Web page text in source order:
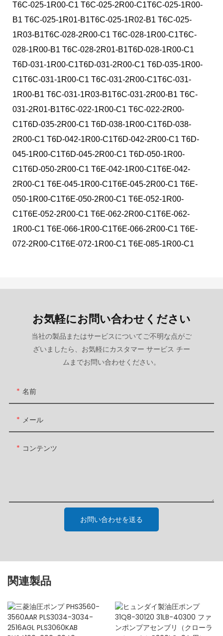
T6C-025-1R00-C1 T6C-025-2R00-C1T6C-025-1R00-
B1 T6C-025-1R01-B1T6C-025-1R02-B1 T6C-025-
1R03-B1T6C-028-2R00-C1 T6C-028-1R00-C1T6C-
028-1R00-B1 T6C-028-2R01-B1T6D-028-1R00-C1
T6D-031-1R00-C1T6D-031-2R00-C1 T6D-035-1R00-
C1T6C-031-1R00-C1 T6C-031-2R00-C1T6C-031-
1R00-B1 T6C-031-1R03-B1T6C-031-2R00-B1 T6C-
031-2R01-B1T6C-022-1R00-C1 T6C-022-2R00-
C1T6D-035-2R00-C1 T6D-038-1R00-C1T6D-038-
2R00-C1 T6D-042-1R00-C1T6D-042-2R00-C1 T6D-
045-1R00-C1T6D-045-2R00-C1 T6D-050-1R00-
C1T6D-050-2R00-C1 T6E-042-1R00-C1T6E-042-
2R00-C1 T6E-045-1R00-C1T6E-045-2R00-C1 T6E-
050-1R00-C1T6E-050-2R00-C1 T6E-052-1R00-
C1T6E-052-2R00-C1 T6E-062-2R00-C1T6E-062-
1R00-C1 T6E-066-1R00-C1T6E-066-2R00-C1 T6E-
072-2R00-C1T6E-072-1R00-C1 T6E-085-1R00-C1
お気軽にお問い合わせください
当社の製品またはサービスについてご不明な点がご
ざいましたら、お気軽にカスタマー サービス チー
ムまでお問い合わせください。
名前
メール
コンテンツ
お問い合わせを送る
関連製品